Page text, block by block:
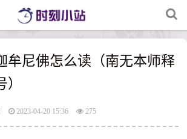
牟尼佛怎么读（南无本师释
2023-04-20 15:36 275